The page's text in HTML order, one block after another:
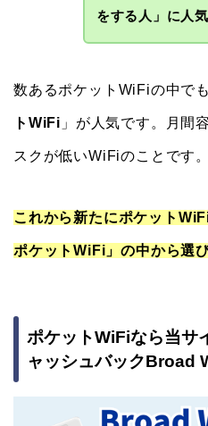
をする人」に人
数あるポケットWiFiの中で
トWiFi 」が人気です。月間
スクが低いWiFiのことです。
これから新たにポケット
ポケットWiFi」の中から選
ポケットWiFiなら当サ
ャッシュバックBroad